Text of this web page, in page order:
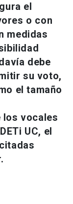
el
o con
medidas
debe
su voto,
el tamaño
los vocales
UC, el